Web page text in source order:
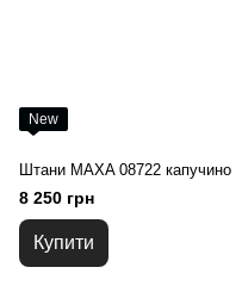
New
Штани MAXA 08722 капучино
8 250 грн
Купити